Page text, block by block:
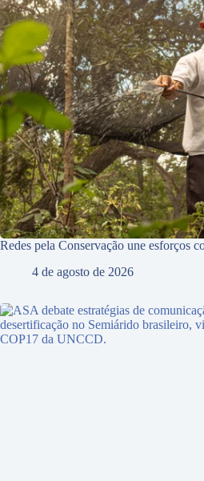
Redes pela Conservação une esforços
4 de agosto de 2026